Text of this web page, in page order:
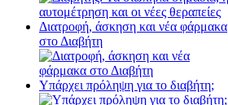
Διατροφή, άσκηση και νέα φάρμακα
στο Διαβήτη
Υπάρχει πρόληψη για το διαβήτη;